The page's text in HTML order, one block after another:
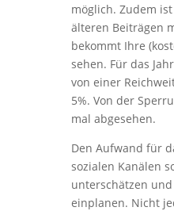
möglich. Zudem
älteren Beiträgen
bekommt Ihre
sehen. Für das
von einer
5%. Von der
mal abgesehen.
Den Aufwand für
sozialen Kanälen
unterschätzen
einplanen. Nicht